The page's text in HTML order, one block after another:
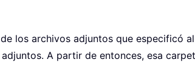
los archivos adjuntos que especificó
A partir de entonces, esa